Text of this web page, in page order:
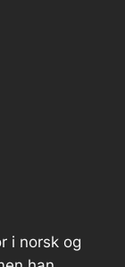
i norsk og